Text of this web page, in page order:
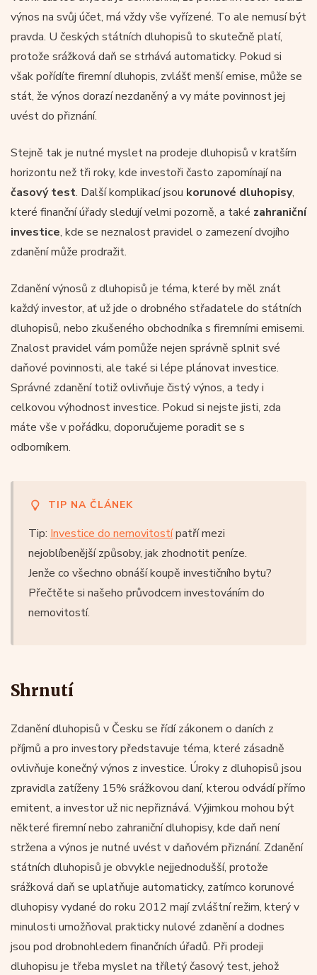
výnos na svůj účet, má vždy vše vyřízené. To ale nemusí být
pravda. U českých státních dluhopisů to skutečně platí,
protože srážková daň se strhává automaticky. Pokud si
však pořídíte firemní dluhopis, zvlášť menší emise, může se
stát, že výnos dorazí nezdaněný a vy máte povinnost jej
uvést do přiznání.
Stejně tak je nutné myslet na prodeje dluhopisů v kratším
horizontu než tři roky, kde investoři často zapomínají na
časový test. Další komplikací jsou korunové dluhopisy,
které finanční úřady sledují velmi pozorně, a také zahraniční
investice, kde se neznalost pravidel o zamezení dvojího
zdanění může prodražit.
Zdanění výnosů z dluhopisů je téma, které by měl znát
každý investor, ať už jde o drobného střadatele do státních
dluhopisů, nebo zkušeného obchodníka s firemními emisemi.
Znalost pravidel vám pomůže nejen správně splnit své
daňové povinnosti, ale také si lépe plánovat investice.
Správné zdanění totiž ovlivňuje čistý výnos, a tedy i
celkovou výhodnost investice. Pokud si nejste jisti, zda
máte vše v pořádku, doporučujeme poradit se s
odborníkem.
TIP NA ČLÁNEK
Tip: Investice do nemovitostípatří mezi
nejoblíbenější způsoby, jak zhodnotit peníze.
Jenže co všechno obnáší koupě investičního bytu?
Přečtěte si našeho průvodcem investováním do
nemovitostí.
Shrnutí
Zdanění dluhopisů v Česku se řídí zákonem o daních z
příjmů a pro investory představuje téma, které zásadně
ovlivňuje konečný výnos z investice. Úroky z dluhopisů jsou
zpravidla zatíženy 15% srážkovou daní, kterou odvádí přímo
emitent, a investor už nic nepřiznává. Výjimkou mohou být
některé firemní nebo zahraniční dluhopisy, kde daň není
stržena a výnos je nutné uvést v daňovém přiznání. Zdanění
státních dluhopisů je obvykle nejjednodušší, protože
srážková daň se uplatňuje automaticky, zatímco korunové
dluhopisy vydané do roku 2012 mají zvláštní režim, který v
minulosti umožňoval prakticky nulové zdanění a dodnes
jsou pod drobnohledem finančních úřadů. Při prodeji
dluhopisu je třeba myslet na tříletý časový test, jehož